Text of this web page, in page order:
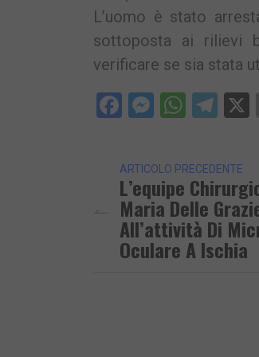
L’uomo è stato
sottoposta ai rilievi
verificare se sia stata
Facebook
ARTICOLO PRECEDENTE
L’equipe
Maria Delle
All’attività Di
Oculare A Ischia